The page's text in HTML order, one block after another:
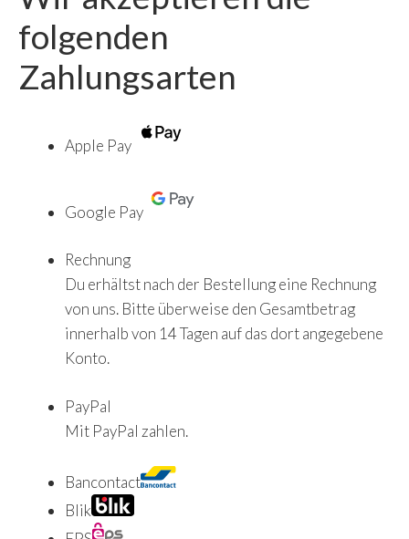
folgenden
Zahlungsarten
Apple Pay
Google Pay
Rechnung
Du erhältst nach der Bestellung eine Rechnung
von uns. Bitte überweise den Gesamtbetrag
innerhalb von 14 Tagen auf das dort angegebene
Konto.
PayPal
Mit PayPal zahlen.
Bancontact
Blik